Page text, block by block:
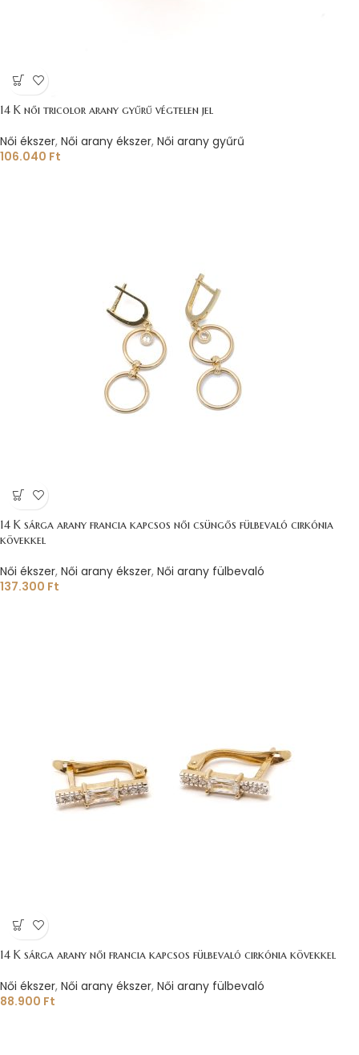
14 K női tricolor arany gyűrű végtelen jel
Női ékszer, Női arany ékszer, Női arany gyűrű
106.040 Ft
14 K sárga arany francia kapcsos női csüngős fülbevaló cirkónia
kövekkel
Női ékszer, Női arany ékszer, Női arany fülbevaló
137.300 Ft
14 K sárga arany női francia kapcsos fülbevaló cirkónia kövekkel
Női ékszer, Női arany ékszer, Női arany fülbevaló
88.900 Ft